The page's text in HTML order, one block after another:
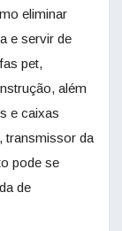
eliminar
e servir de
pet,
além
e caixas
transmissor da
pode se
de